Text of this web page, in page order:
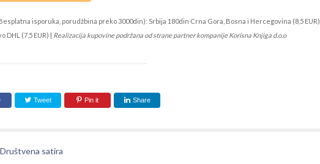
isporuka, porudžbina preko 3000din): Srbija 180din Crna Gora, Bosna i Hercegovina (8,5 EUR),
DHL (7,5 EUR) | Realizacija kupovine podržana od strane partner kompanije Korisna Knjiga d.o.o
Tweet Pin it Share
Društvena satira